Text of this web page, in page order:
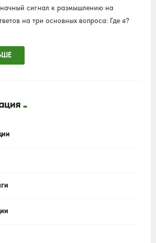
сигнал к размышлению на
на три основных вопроса: Где я?